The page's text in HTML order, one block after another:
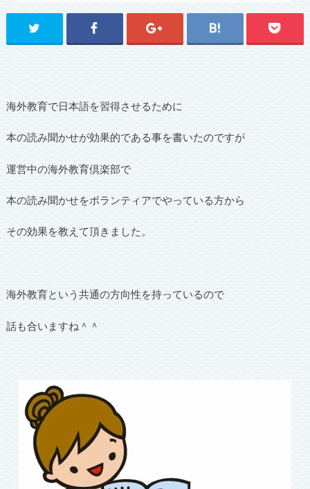
海外教育で日本語を習得させるために
本の読み聞かせが効果的である事を書いたのですが
運営中の海外教育倶楽部で
本の読み聞かせをボランティアでやっている方から
その効果を教えて頂きました。
海外教育という共通の方向性を持っているので
話も合いますね＾＾